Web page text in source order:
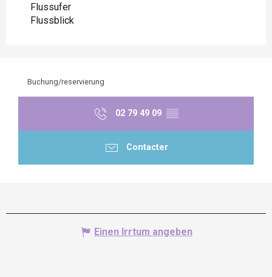
Flussufer
Flussblick
Buchung/reservierung
02 79 49 09 ▒▒
Contacter
Einen Irrtum angeben